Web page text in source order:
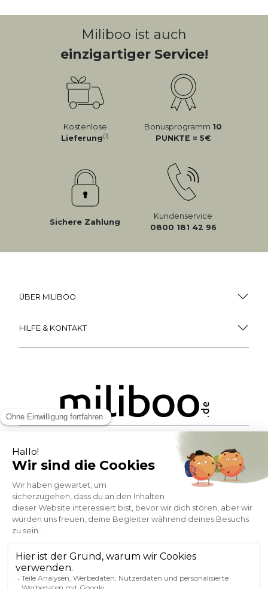
Miliboo ist auch
einzigartiger Service!
Kostenlose
Lieferung(1)
Bonusprogramm 10
PUNKTE = 5
Sichere Zahlung
Kundenservice
0800 181 42 96
ÜBER MILIBOO
HILFE & KONTAKT
ZAHLUNGSMÖGLICHKEITEN